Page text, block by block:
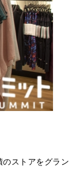
ストアをグラン